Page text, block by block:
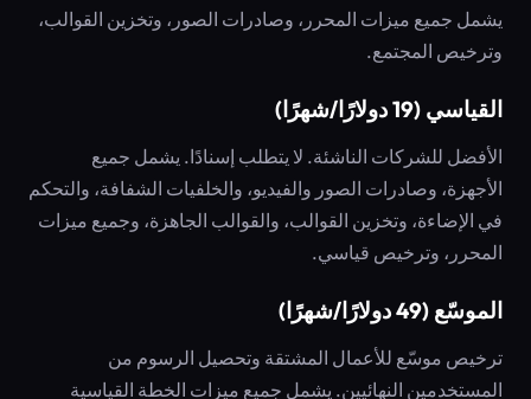
يشمل جميع ميزات المحرر، وصادرات الصور، وتخزين القوالب،
وترخيص المجتمع.
القياسي (19 دولارًا/شهرًا)
الأفضل للشركات الناشئة. لا يتطلب إسنادًا. يشمل جميع
الأجهزة، وصادرات الصور والفيديو، والخلفيات الشفافة، والتحكم
في الإضاءة، وتخزين القوالب، والقوالب الجاهزة، وجميع ميزات
المحرر، وترخيص قياسي.
الموسّع (49 دولارًا/شهرًا)
ترخيص موسّع للأعمال المشتقة وتحصيل الرسوم من
المستخدمين النهائيين. يشمل جميع ميزات الخطة القياسية